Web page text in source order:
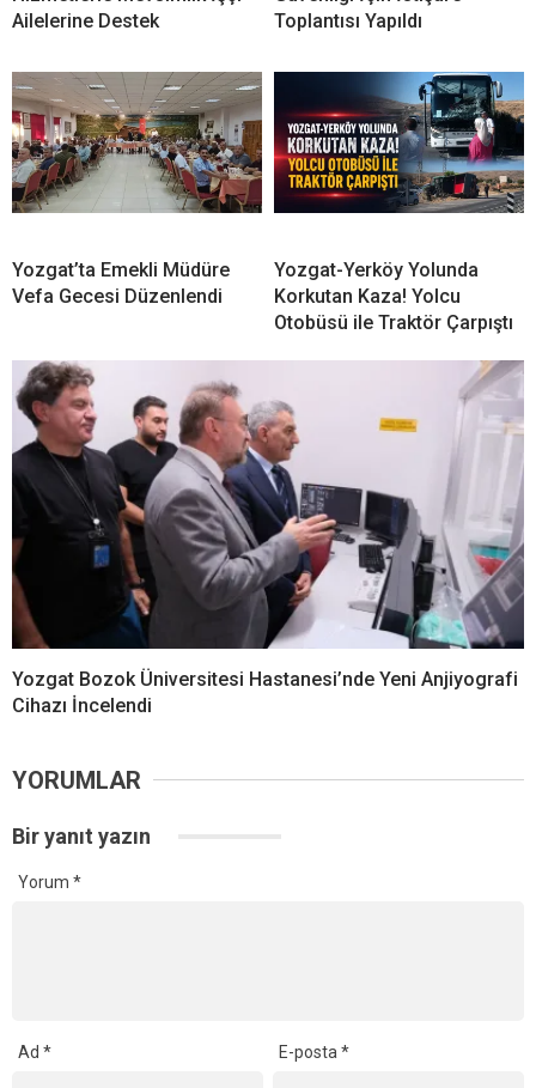
Ailelerine Destek
Toplantısı Yapıldı
Yozgat’ta Emekli Müdüre
Vefa Gecesi Düzenlendi
Yozgat-Yerköy Yolunda
Korkutan Kaza! Yolcu
Otobüsü ile Traktör Çarpıştı
Yozgat Bozok Üniversitesi Hastanesi’nde Yeni Anjiyografi
Cihazı İncelendi
YORUMLAR
Bir yanıt yazın
Yorum *
Ad * E-posta*